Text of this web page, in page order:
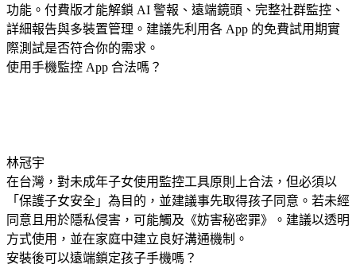
功能。付費版才能解鎖 AI 警報、遠端鏡頭、完整社群監控、
詳細報告與多裝置管理。建議先利用各 App 的免費試用期實
際測試是否符合你的需求。
使用手機監控 App 合法嗎？
林冠宇
在台灣，對未成年子女使用監控工具原則上合法，但必須以
「保護子女安全」為目的，並建議事先取得孩子同意。若未經
同意且用於隱私侵害，可能觸及《妨害秘密罪》。建議以透明
方式使用，並在家庭中建立良好溝通機制。
安裝後可以遠端鎖定孩子手機嗎？